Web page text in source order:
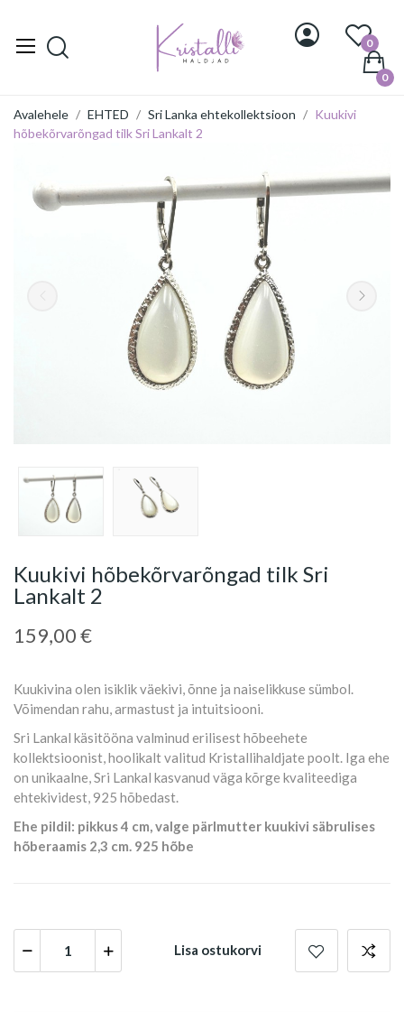
0
0
Avalehele EHTED Sri Lanka ehtekollektsioon
Kuukivi
hõbekõrvarõngad tilk Sri Lankalt 2
Kuukivi hõbekõrvarõngad tilk Sri
Lankalt 2
159,00 €
Kuukivina olen isiklik väekivi, õnne ja naiselikkuse sümbol.
Võimendan rahu, armastust ja intuitsiooni.
Sri Lankal käsitööna valminud erilisest hõbeehete
kollektsioonist, hoolikalt valitud Kristallihaldjate poolt. Iga ehe
on unikaalne, Sri Lankal kasvanud väga kõrge kvaliteediga
ehtekividest, 925 hõbedast.
Ehe pildil: pikkus 4 cm, valge pärlmutter kuukivi säbrulises
hõberaamis 2,3 cm. 925 hõbe
Lisa ostukorvi